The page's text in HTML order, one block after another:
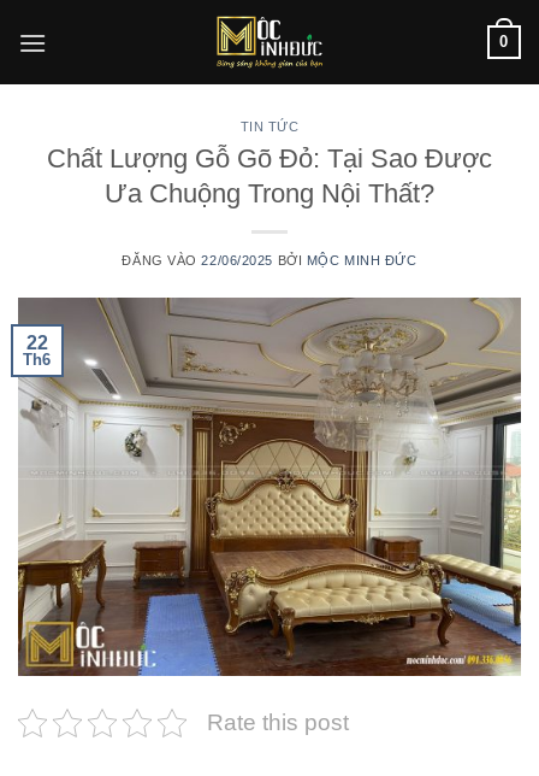
qua
0
TIN TỨC
Chất Lượng Gỗ Gõ Đỏ: Tại Sao Được
Ưa Chuộng Trong Nội Thất?
ĐĂNG VÀO22/06/2025 BỞI MỘC MINH ĐỨC
22
Th6
Rate this post